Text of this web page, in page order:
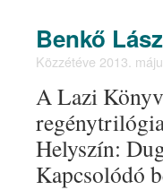
Benkő
Közzétéve 2013.
A Lazi
Helyszín:
Kapcsolódó